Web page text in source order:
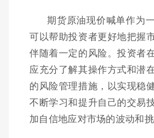
期货原油现价喊单作为
可以帮助投资者更好地把握
伴随着一定的风险。投资者
应充分了解其操作方式和潜
的风险管理措施，以实现稳
不断学习和提升自己的交易
加自信地应对市场的波动和挑